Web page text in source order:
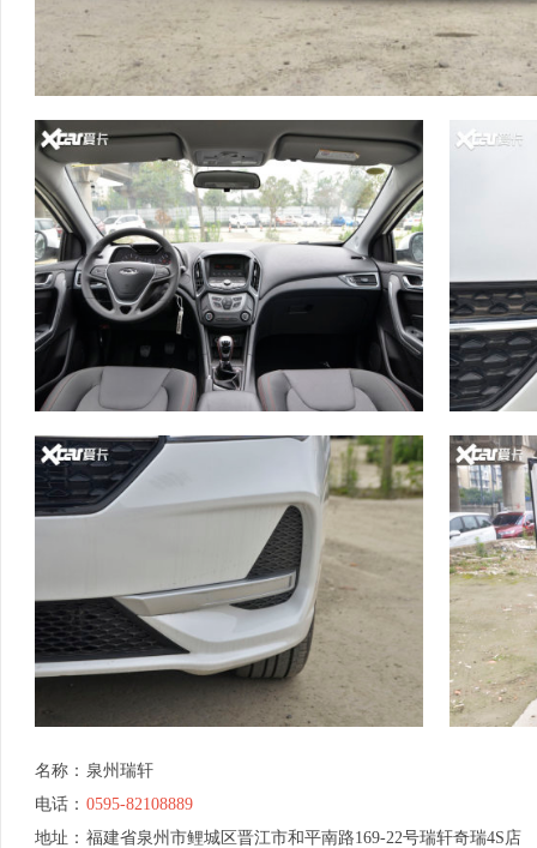
名称： 泉州瑞轩
电话： 0595-82108889
地址： 福建省泉州市鲤城区晋江市和平南路169-22号瑞轩奇瑞4S店